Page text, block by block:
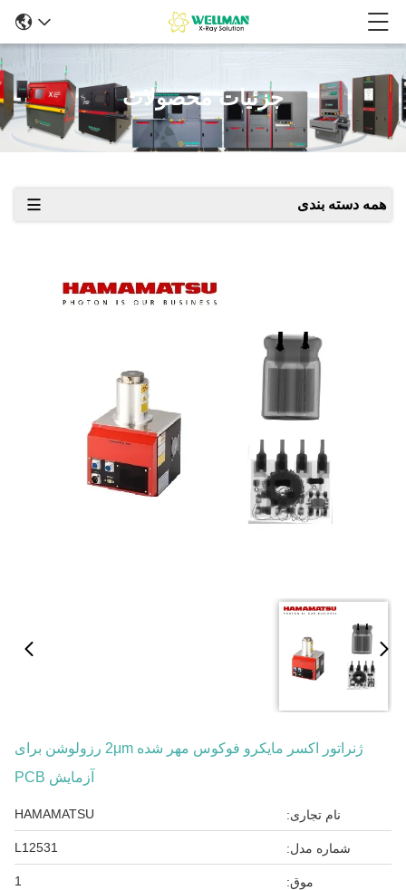
جزئیات محصولات
همه دسته بندی
ژنراتور اکسر مایکرو فوکوس مهر شده 2μm رزولوشن برای
آزمایش PCB
نام تجاری: HAMAMATSU
شماره مدل: L12531
موق: 1